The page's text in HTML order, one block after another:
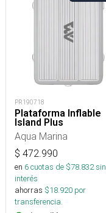
PR190718
Plataforma Inflable
Island Plus
Aqua Marina
$ 472.990
en 6cuotas de $78.832sin
interés
ahorras $18.920 por
transferencia.